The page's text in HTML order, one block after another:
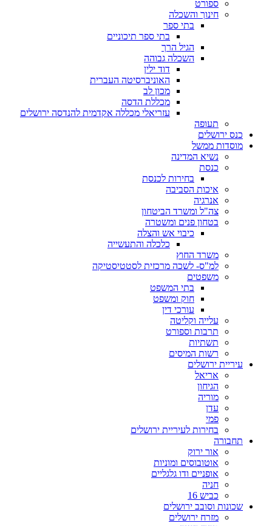
ספורט
חינוך והשכלה
בתי ספר
בתי ספר תיכוניים
הגיל הרך
השכלה גבוהה
דוד ילין
האוניברסיטה העברית
מכון לב
מכללת הדסה
עזריאלי מכללה אקדמית להנדסה ירושלים
תעופה
כנס ירושלים
מוסדות ממשל
נשיא המדינה
כנסת
בחירות לכנסת
איכות הסביבה
אנרגיה
צה"ל ומשרד הביטחון
בטחון פנים ומשטרה
כיבוי אש והצלה
כלכלה והתעשייה
משרד החוץ
למ"ס- לשכה מרכזית לסטטיסטיקה
משפטים
בתי המשפט
חוק ומשפט
עורכי דין
עלייה וקליטה
תרבות וספורט
תשתיות
רשות המיסים
עיריית ירושלים
אריאל
הגיחון
מוריה
עדן
פמי
בחירות לעיריית ירושלים
תחבורה
אור ירוק
אוטובוסים ומוניות
אופניים ודו גלגליים
חניה
כביש 16
שכונות וסובב ירושלים
מזרח ירושלים